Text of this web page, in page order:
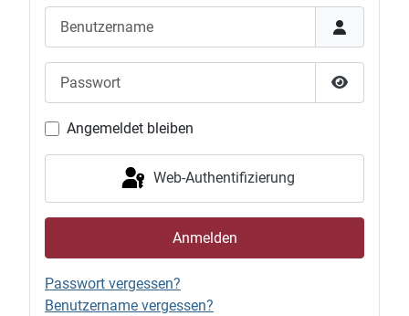
Passwort
Angemeldet bleiben
Web-Authentifizierung
Anmelden
Passwort vergessen?
Benutzername vergessen?